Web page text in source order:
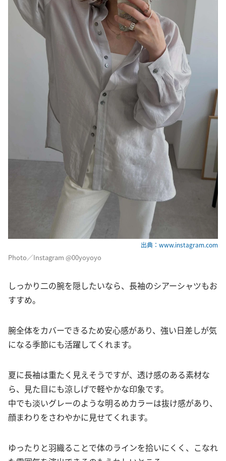
出典：www.instagram.com
Photo／Instagram @00yoyoyo
しっかり二の腕を隠したいなら、長袖のシアーシャツもお
すすめ。
腕全体をカバーできるため安心感があり、強い日差しが気
になる季節にも活躍してくれます。
夏に長袖は重たく見えそうですが、透け感のある素材な
ら、見た目にも涼しげで軽やかな印象です。
中でも淡いグレーのような明るめカラーは抜け感があり、
顔まわりをさわやかに見せてくれます。
ゆったりと羽織ることで体のラインを拾いにくく、こなれ